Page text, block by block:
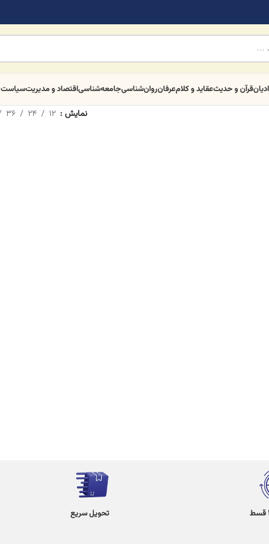
ادیانقرآن و حدیثعقاید و کلامعرفانروان‌شناسیجامعه‌شناسیاقتصاد و مدیریتسیاست
نمایش 12
24
36
تحویل سریع